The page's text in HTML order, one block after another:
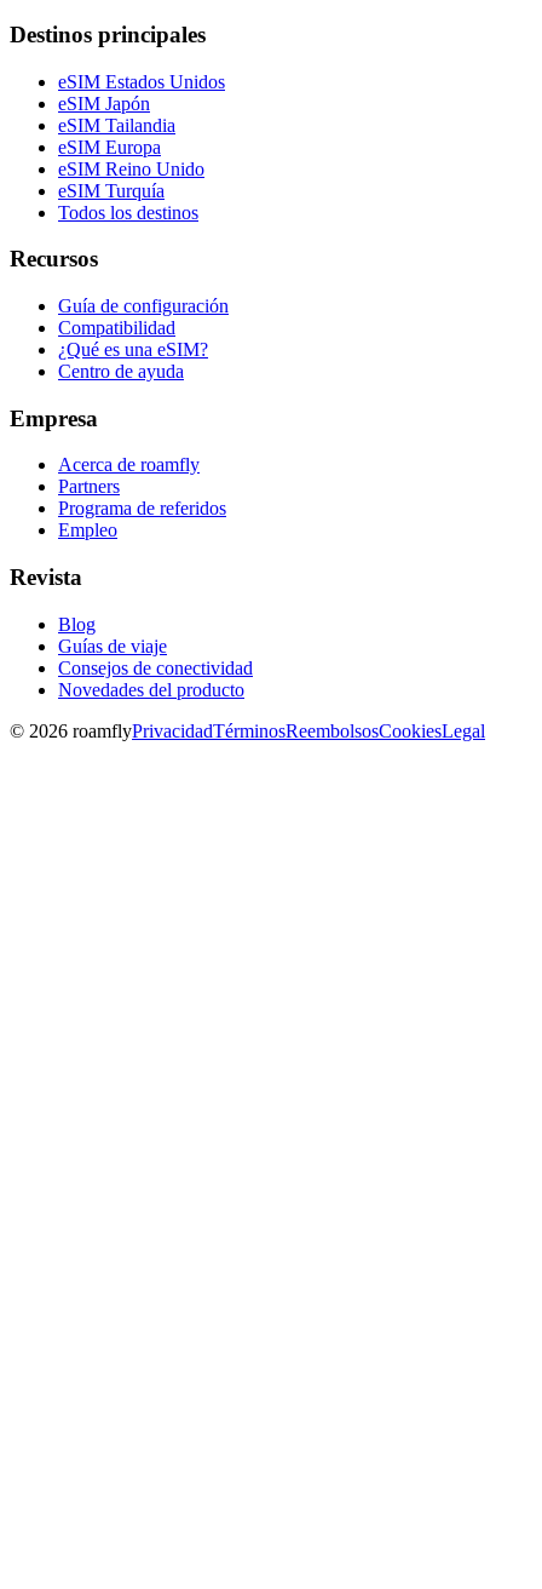
Destinos principales
eSIM Estados Unidos
eSIM Japón
eSIM Tailandia
eSIM Europa
eSIM Reino Unido
eSIM Turquía
Todos los destinos
Recursos
Guía de configuración
Compatibilidad
¿Qué es una eSIM?
Centro de ayuda
Empresa
Acerca de roamfly
Partners
Programa de referidos
Empleo
Revista
Blog
Guías de viaje
Consejos de conectividad
Novedades del producto
© 2026 roamflyPrivacidadTérminosReembolsosCookiesLegal